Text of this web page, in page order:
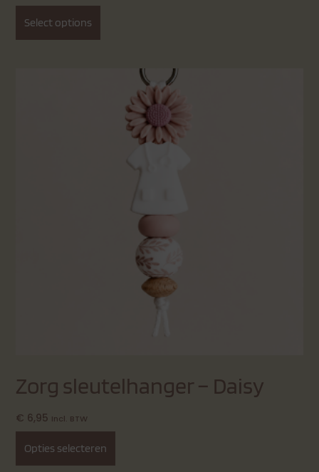
Select options
Zorg sleutelhanger – Daisy
€ 6,95 Incl. BTW
Opties selecteren